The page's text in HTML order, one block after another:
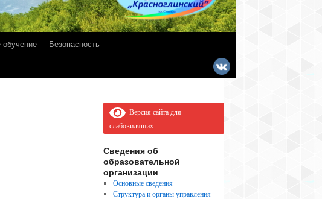
обучение
Безопасность
Версия сайта для
слабовидящих
Сведения об
образовательной
организации
Основные сведения
Структура и органы управления